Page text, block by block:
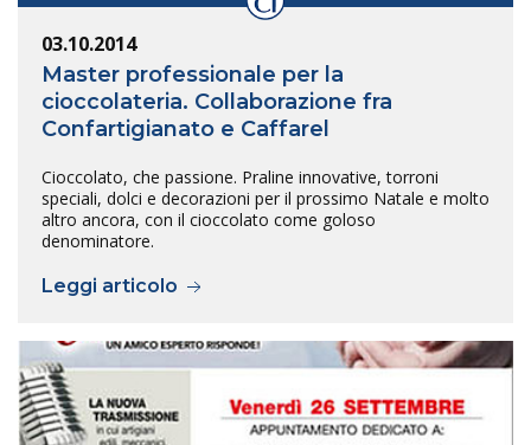
03.10.2014
Master professionale per la
cioccolateria. Collaborazione fra
Confartigianato e Caffarel
Cioccolato, che passione. Praline innovative, torroni
speciali, dolci e decorazioni per il prossimo Natale e molto
altro ancora, con il cioccolato come goloso
denominatore.
Leggi articolo